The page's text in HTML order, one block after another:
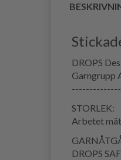
DROPS
Garngrupp
STORLEK:
Arbetet
DROPS